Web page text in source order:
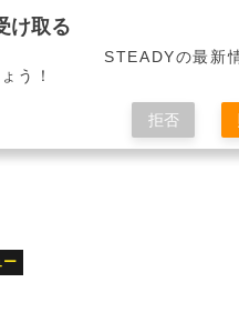
ー
け取る
社 STEADYの最新情
う！
拒否